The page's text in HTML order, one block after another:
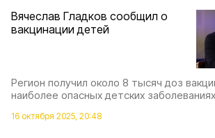
Вячеслав Гладков сообщил о
вакцинации детей
Регион получил около 8 тысяч доз
наиболее опасных детских
16 октября 2025, 20:48